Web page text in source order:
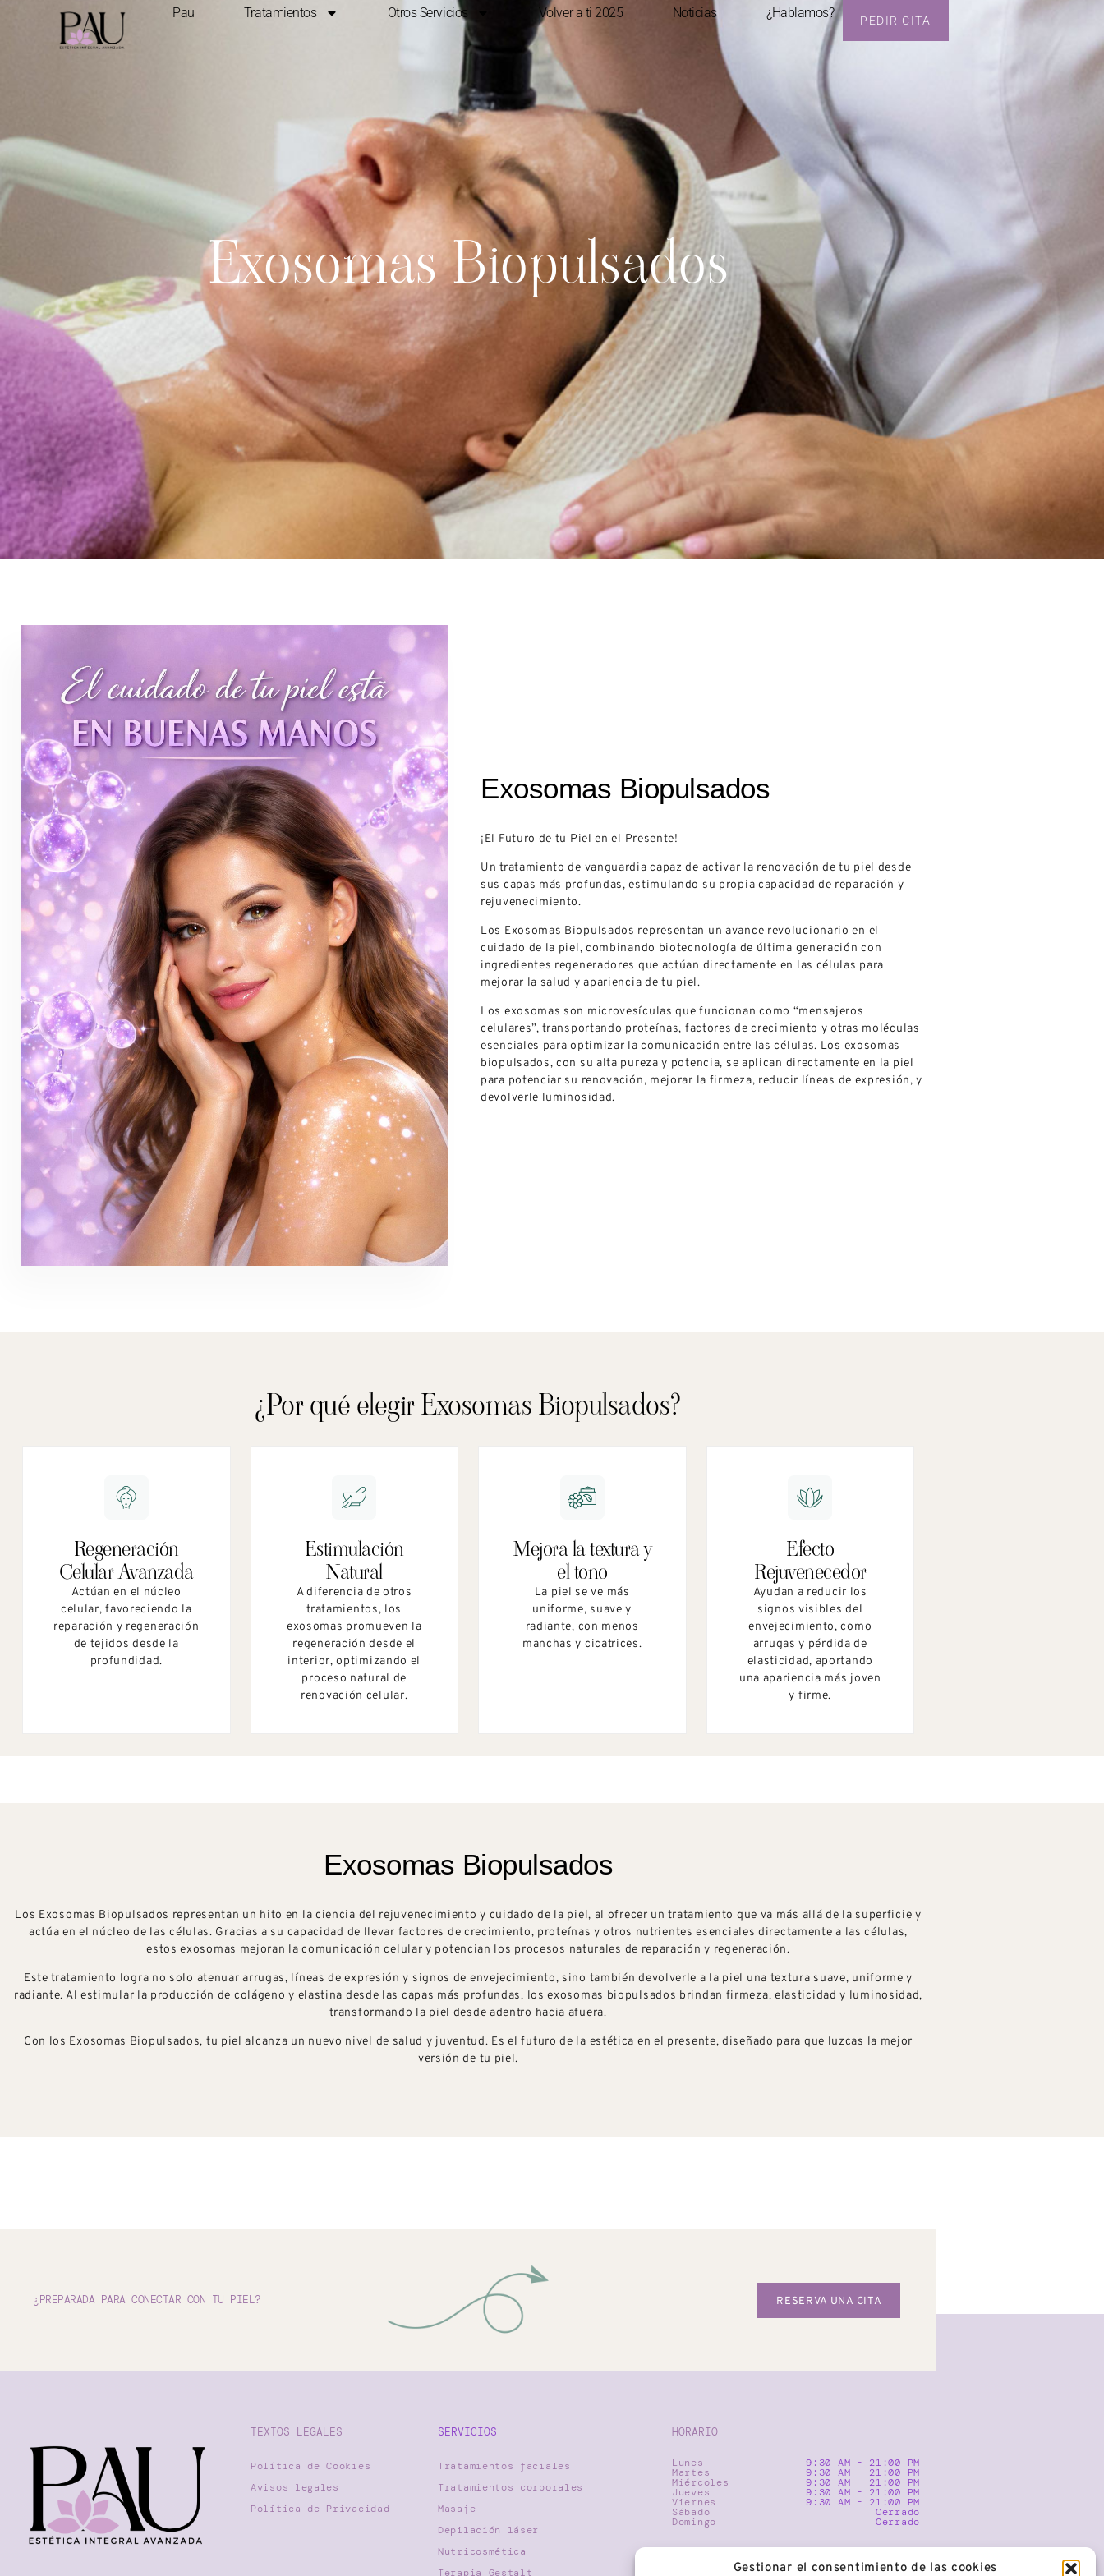
Gestionar el consentimiento de las cookies
Pau Tratamientos Otros Servicios Volver a ti 2025 Noticias ¿Hablamos? PEDIR CITA
Exosomas Biopulsados
Exosomas Biopulsados
¡El Futuro de tu Piel en el Presente!
Un tratamiento de vanguardia capaz de activar la renovación de tu piel desde
sus capas más profundas, estimulando su propia capacidad de reparación y
rejuvenecimiento.
Los Exosomas Biopulsados representan un avance revolucionario en el
cuidado de la piel, combinando biotecnología de última generación con
ingredientes regeneradores que actúan directamente en las células para
mejorar la salud y apariencia de tu piel.
Los exosomas son microvesículas que funcionan como “mensajeros
celulares”, transportando proteínas, factores de crecimiento y otras moléculas
esenciales para optimizar la comunicación entre las células. Los exosomas
biopulsados, con su alta pureza y potencia, se aplican directamente en la piel
para potenciar su renovación, mejorar la firmeza, reducir líneas de expresión, y
devolverle luminosidad.
¿Por qué elegir Exosomas Biopulsados?
Regeneración
Celular Avanzada
Actúan en el núcleo
celular, favoreciendo la
reparación y regeneración
de tejidos desde la
profundidad.
Estimulación
Natural​
A diferencia de otros
tratamientos, los
exosomas promueven la
regeneración desde el
interior, optimizando el
proceso natural de
renovación celular.
Mejora la textura y
el tono
La piel se ve más
uniforme, suave y
radiante, con menos
manchas y cicatrices.
Efecto
Rejuvenecedor​
Ayudan a reducir los
signos visibles del
envejecimiento, como
arrugas y pérdida de
elasticidad, aportando
una apariencia más joven
y firme.
Exosomas Biopulsados
Los Exosomas Biopulsados representan un hito en la ciencia del rejuvenecimiento y cuidado de la piel, al ofrecer un tratamiento que va más allá de la superficie y
actúa en el núcleo de las células. Gracias a su capacidad de llevar factores de crecimiento, proteínas y otros nutrientes esenciales directamente a las células,
estos exosomas mejoran la comunicación celular y potencian los procesos naturales de reparación y regeneración.
Este tratamiento logra no solo atenuar arrugas, líneas de expresión y signos de envejecimiento, sino también devolverle a la piel una textura suave, uniforme y
radiante. Al estimular la producción de colágeno y elastina desde las capas más profundas, los exosomas biopulsados brindan firmeza, elasticidad y luminosidad,
transformando la piel desde adentro hacia afuera.
Con los Exosomas Biopulsados, tu piel alcanza un nuevo nivel de salud y juventud. Es el futuro de la estética en el presente, diseñado para que luzcas la mejor
versión de tu piel.
¿PREPARADA PARA CONECTAR CON TU PIEL? RESERVA UNA CITA
TEXTOS LEGALES
Política de Cookies
Avisos legales
Política de Privacidad
SERVICIOS
Tratamientos faciales
Tratamientos corporales
Masaje
Depilación láser
Nutricosmética
Terapia Gestalt
HORARIO
Lunes 9:30 AM - 21:00 PM
Martes 9:30 AM - 21:00 PM
Miércoles 9:30 AM - 21:00 PM
Jueves 9:30 AM - 21:00 PM
Viernes 9:30 AM - 21:00 PM
Sábado Cerrado
Domingo Cerrado